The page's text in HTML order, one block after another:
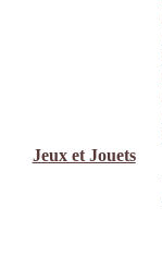
Jeux et Jouets